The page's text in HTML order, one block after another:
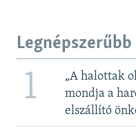
1
„A halottak
mondja a
elszállító